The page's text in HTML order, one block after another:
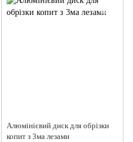
Алюмінієвий диск для обрізки
копит з 3ма лезами